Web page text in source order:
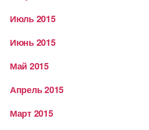
Июль 2015
Июнь 2015
Май 2015
Апрель 2015
Март 2015